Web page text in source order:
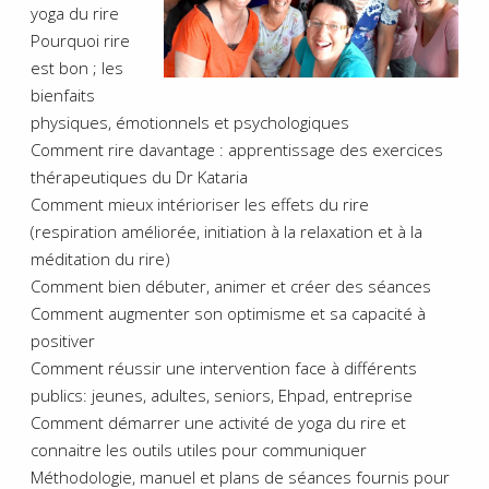
yoga du rire
Pourquoi rire
est bon ; les
bienfaits
physiques, émotionnels et psychologiques
Comment rire davantage : apprentissage des exercices
thérapeutiques du Dr Kataria
Comment mieux intérioriser les effets du rire
(respiration améliorée, initiation à la relaxation et à la
méditation du rire)
Comment bien débuter, animer et créer des séances
Comment augmenter son optimisme et sa capacité à
positiver
Comment réussir une intervention face à différents
publics: jeunes, adultes, seniors, Ehpad, entreprise
Comment démarrer une activité de yoga du rire et
connaitre les outils utiles pour communiquer
Méthodologie, manuel et plans de séances fournis pour